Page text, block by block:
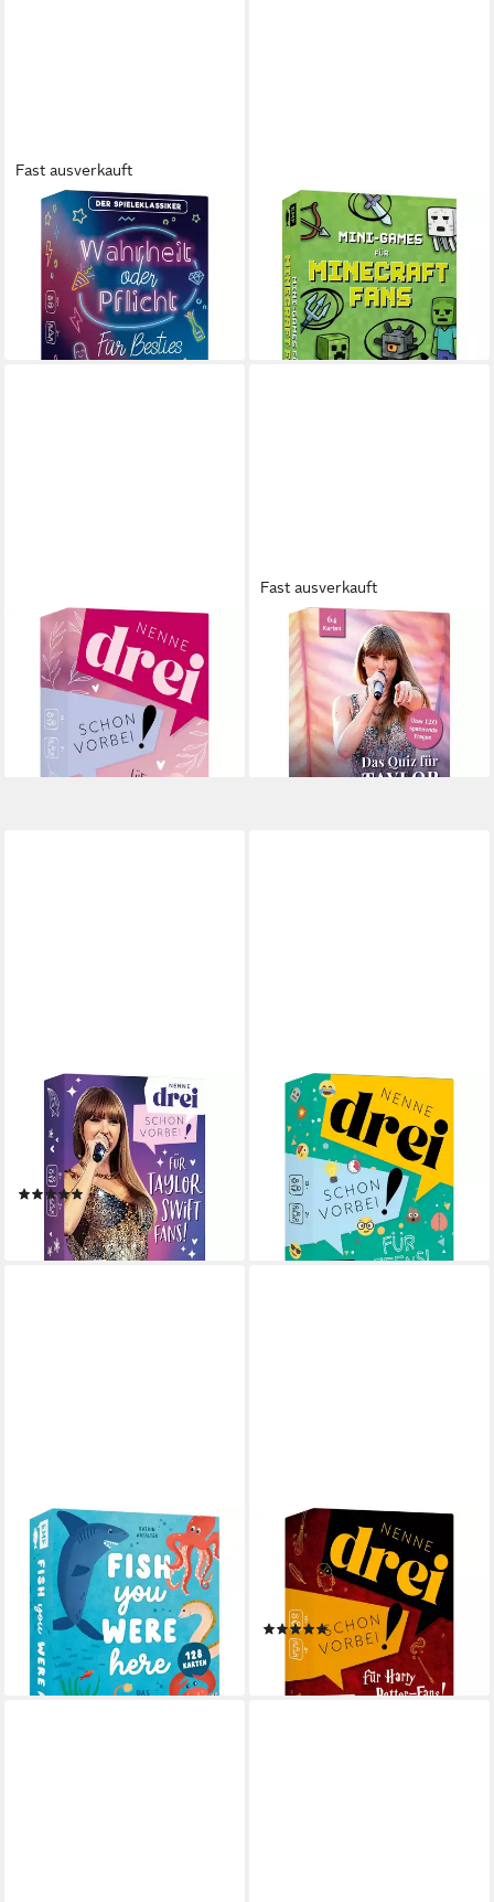
Fast ausverkauft
MICHAEL FISCHER
Spiel Kartenspiel: Wahrheit
oder Pflicht für Besties
ab 11,72 €
lieferbar - in 3-4 Werktagen bei dir
MICHAEL FISCHER
Spiel Kartenspiel: Mini-Games
für Minecraft-Fans - mit
abwischbarem Stift
ab 12,71 €
lieferbar - in 3-4 Werktagen bei dir
MICHAEL FISCHER
Spiel Kartenspiel: Nenne drei -
schon vorbei! ... für New
Adult-Fans!
ab 12,71 €
lieferbar - in 3-4 Werktagen bei dir
Fast ausverkauft
MICHAEL FISCHER
Spiel Kartenspiel: Das
inoffizielle Quiz für Taylor
Swift-Fans
ab 12,71 €
lieferbar - in 3-4 Werktagen bei dir
MICHAEL FISCHER
Spiel Kartenspiel: Nenne drei -
schon vorbei! ... für Taylor
Swift-Fans!
(1)
ab 12,71 €
lieferbar - in 3-4 Werktagen bei dir
MICHAEL FISCHER
Spiel Kartenspiel: Nenne drei -
schon vorbei! ... für Teens!
ab 12,71 €
lieferbar - in 3-4 Werktagen bei dir
MICHAEL FISCHER
Spiel Kartenspiel: Fish you
were here - Das witzige
Reaktionsspiel
ab 15,74 €
lieferbar - in 3-4 Werktagen bei dir
MICHAEL FISCHER
Spiel Kartenspiel: Nenne drei -
schon vorbei! ... für Harry
Potter-Fans!
(1)
ab 12,71 €
lieferbar - in 3-4 Werktagen bei dir